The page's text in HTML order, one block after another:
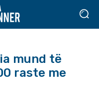
mund të
raste me